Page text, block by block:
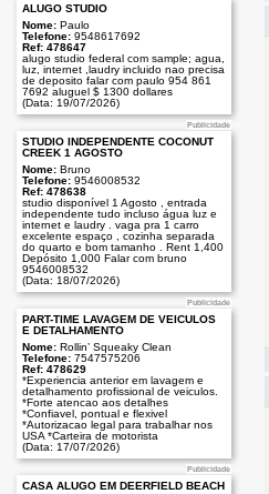
ALUGO STUDIO
Nome: Paulo
Telefone: 9548617692
Ref: 478647
alugo studio federal com sample; agua,
luz, internet ,laudry incluido nao precisa
de deposito falar com paulo 954 861
7692 aluguel $ 1300 dollares
(Data: 19/07/2026)
Publicidade
STUDIO INDEPENDENTE COCONUT
CREEK 1 AGOSTO
Nome: Bruno
Telefone: 9546008532
Ref: 478638
studio disponível 1 Agosto , entrada
independente tudo incluso água luz e
internet e laudry . vaga pra 1 carro
excelente espaço , cozinha separada
do quarto e bom tamanho . Rent 1,400
Depósito 1,000 Falar com bruno
9546008532
(Data: 18/07/2026)
Publicidade
PART-TIME LAVAGEM DE VEICULOS
E DETALHAMENTO
Nome: Rollin’ Squeaky Clean
Telefone: 7547575206
Ref: 478629
*Experiencia anterior em lavagem e
detalhamento profissional de veiculos.
*Forte atencao aos detalhes
*Confiavel, pontual e flexivel
*Autorizacao legal para trabalhar nos
USA *Carteira de motorista
(Data: 17/07/2026)
Publicidade
CASA ALUGO EM DEERFIELD BEACH